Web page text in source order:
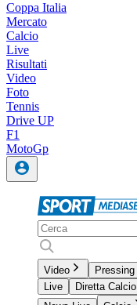
Coppa Italia
Mercato
Calcio
Live
Risultati
Video
Foto
Tennis
Drive UP
F1
MotoGp
Video Pressing
Live
Diretta Calcio